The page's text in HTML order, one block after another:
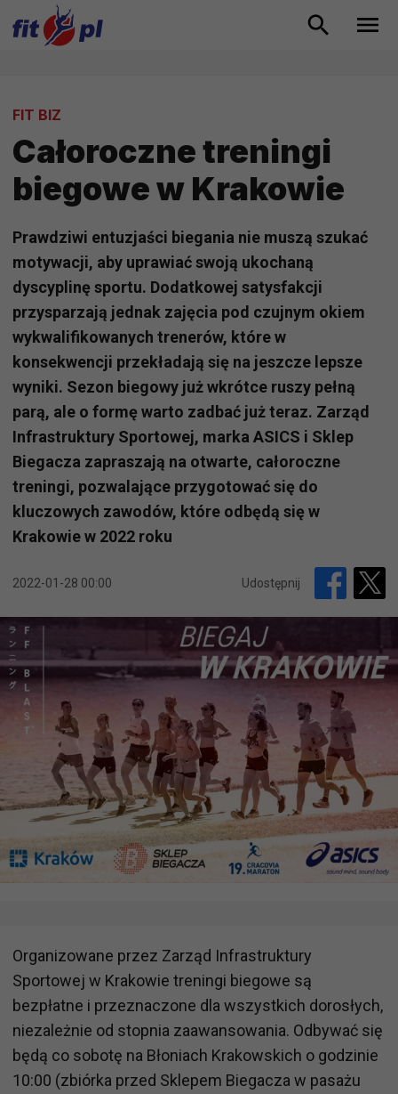
FIT BIZ
Całoroczne treningi
biegowe w Krakowie
Prawdziwi entuzjaści biegania nie muszą szukać
motywacji, aby uprawiać swoją ukochaną
dyscyplinę sportu. Dodatkowej satysfakcji
przysparzają jednak zajęcia pod czujnym okiem
wykwalifikowanych trenerów, które w
konsekwencji przekładają się na jeszcze lepsze
wyniki. Sezon biegowy już wkrótce ruszy pełną
parą, ale o formę warto zadbać już teraz. Zarząd
Infrastruktury Sportowej, marka ASICS i Sklep
Biegacza zapraszają na otwarte, całoroczne
treningi, pozwalające przygotować się do
kluczowych zawodów, które odbędą się w
Krakowie w 2022 roku
2022-01-28 00:00 Udostępnij
Organizowane przez Zarząd Infrastruktury
Sportowej w Krakowie treningi biegowe są
bezpłatne i przeznaczone dla wszystkich dorosłych,
niezależnie od stopnia zaawansowania. Odbywać się
będą co sobotę na Błoniach Krakowskich o godzinie
10:00 (zbiórka przed Sklepem Biegacza w pasażu